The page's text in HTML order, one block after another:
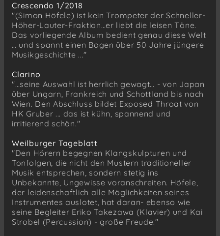
Crescendo 1/2018
"(Simon Höfele) ist kein Trompeter der Schneller-
Höher-Lauter-Fraktion…er liebt die leisen Töne.
Das vorliegende Album bedient genau diese Welt
… und spannt einen Bogen über 50 Jahre jüngere
Musikgeschichte ..."
Clarino
"…seine Auswahl ist herrlich gewagt… - von Japan
über Ungarn, Frankreich und Schottland bis nach
Wien. Den Abschluss bildet Exposed Throat von
HK Gruber ... das ist kühn, spannend und
irritierend schön."
Weilburger Tageblatt
"Den Hörern begegnen Klangskulpturen und
Tonfolgen, die nicht den Mustern traditioneller
Musik entsprechen, sondern stetig ins
Unbekannte, Ungewisse voranschreiten. Höfele,
der leidenschaftlich alle Möglichkeiten seines
Instrumentes auslotet, hat daran- ebenso wie
seine Begleiter Eriko Takezawa (Klavier) und Kai
Strobel (Percussion) - große Freude."